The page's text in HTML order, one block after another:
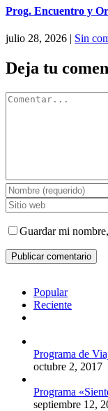
Prog. Encuentro y
julio 28, 2026 | Sin
Deja tu
Comentar
Guardar mi
Popular
Reciente
Programa de
octubre 2, 2017
Programa
septiembre 12,